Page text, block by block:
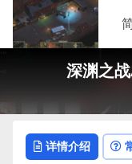
深渊之
详情介绍